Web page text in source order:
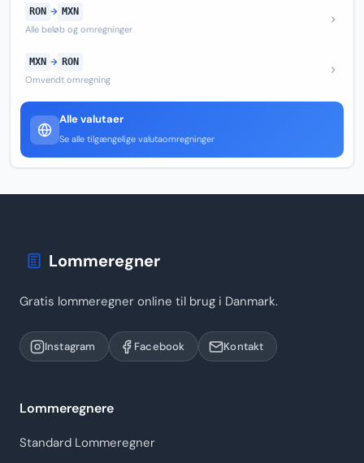
RON → MXN
Alle beløb og omregninger
MXN → RON
Omvendt omregning
Alle valutaer
Se alle tilgængelige valutaomregninger
Lommeregner
Gratis lommeregner online til brug i Danmark.
Instagram Facebook Kontakt
Lommeregnere
Standard Lommeregner